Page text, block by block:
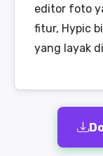
editor foto
fitur, Hypic
yang layak